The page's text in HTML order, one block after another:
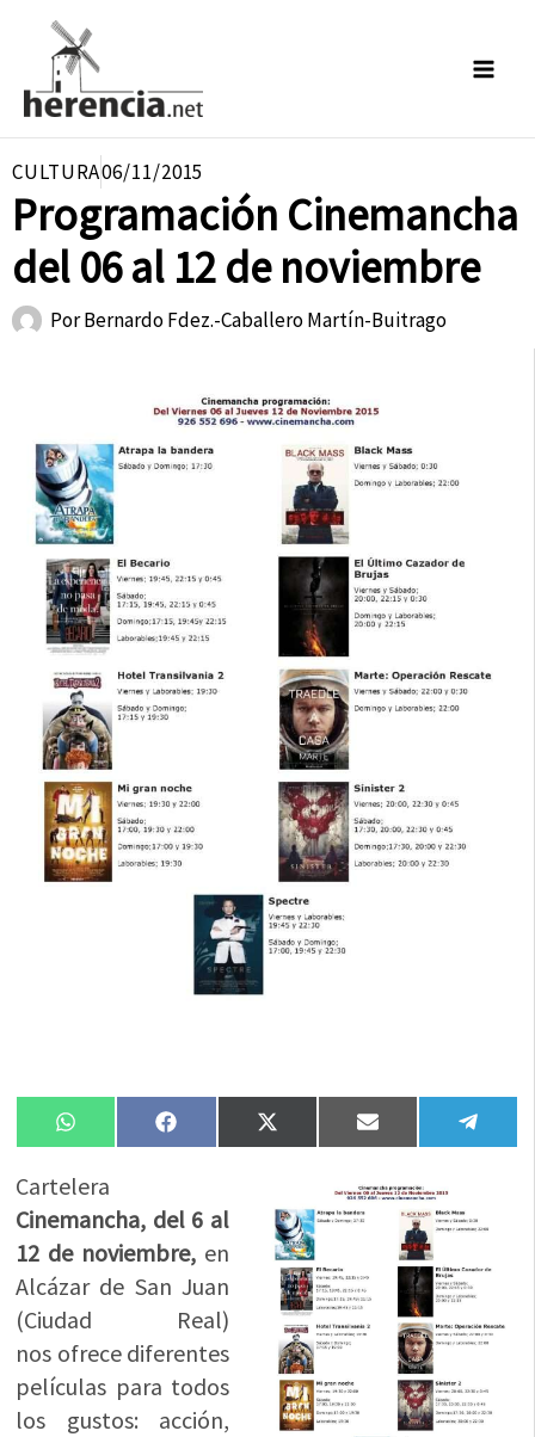
contenido
CULTURA06/11/2015
Programación Cinemancha
del 06 al 12 de noviembre
PorBernardo Fdez.-Caballero Martín-Buitrago
Compartir
en
WhatsAppCompartir
en
FacebookCompartir
en
X
(Twitter)
Compartir
en
Email
en
Cartelera
Cinemancha, del 6 al
12 de noviembre,en
Alcázar de San Juan
(Ciudad Real)
nos ofrece diferentes
películas para todos
los gustos: acción,